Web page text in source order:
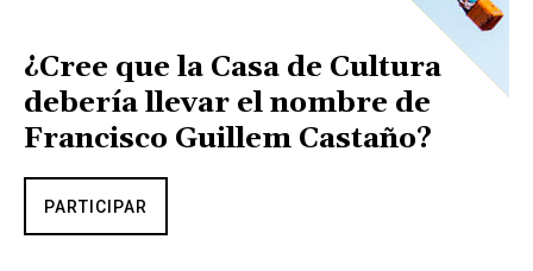
¿Cree que la Casa de Cultura
debería llevar el nombre de
Francisco Guillem Castaño?
PARTICIPAR